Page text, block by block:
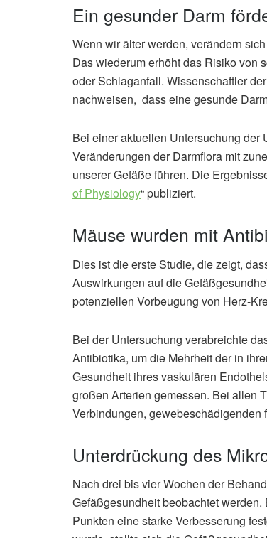
Ein gesunder Darm
Wenn wir älter werden, verändern
Das wiederum erhöht das Risiko von
oder Schlaganfall. Wissenschaftler
nachweisen, dass eine gesunde
Bei einer aktuellen Untersuchung
Veränderungen der Darmflora mit
unserer Gefäße führen. Die
of Physiology“ publiziert.
Mäuse wurden mit
Dies ist die erste Studie, die zeigt,
Auswirkungen auf die
potenziellen Vorbeugung von Herz-
Bei der Untersuchung verabreichte
Antibiotika, um die Mehrheit der in
Gesundheit ihres vaskulären
großen Arterien gemessen. Bei allen
Verbindungen,
Unterdrückung des
Nach drei bis vier Wochen der
Gefäßgesundheit beobachtet
Punkten eine starke Verbesserung